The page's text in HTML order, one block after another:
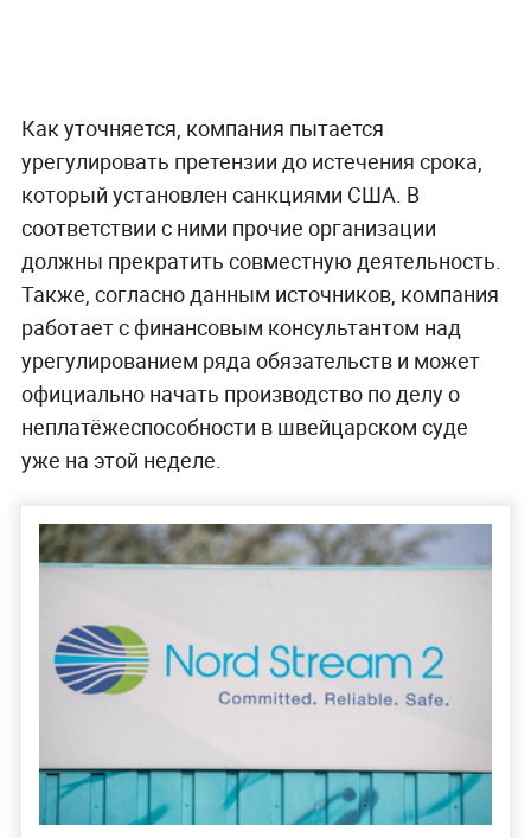
Как уточняется, компания пытается
урегулировать претензии до истечения срока,
который установлен санкциями США. В
соответствии с ними прочие организации
должны прекратить совместную деятельность.
Также, согласно данным источников, компания
работает с финансовым консультантом над
урегулированием ряда обязательств и может
официально начать производство по делу о
неплатёжеспособности в швейцарском суде
уже на этой неделе.